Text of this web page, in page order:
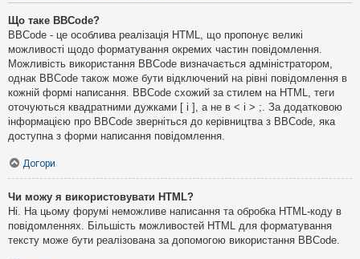
Що таке BBCode?
BBCode - це особлива реалізація HTML, що пропонує великі
можливості щодо форматування окремих частин повідомлення.
Можливість використання BBCode визначається адміністратором,
однак BBCode також може бути відключений на рівні повідомлення в
кожній формі написання. BBCode схожий за стилем на HTML, теги
оточуються квадратними дужками [ і ], а не в < і > ;. За додатковою
інформацією про BBCode зверніться до керівництва з BBCode, яка
доступна з форми написання повідомлення.
Догори
Чи можу я використовувати HTML?
Ні. На цьому форумі неможливе написання та обробка HTML-коду в
повідомленнях. Більшість можливостей HTML для форматування
тексту може бути реалізована за допомогою використання BBCode.